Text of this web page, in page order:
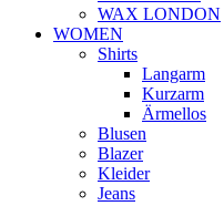
WAX LONDON
WOMEN
Shirts
Langarm
Kurzarm
Ärmellos
Blusen
Blazer
Kleider
Jeans